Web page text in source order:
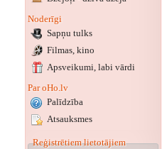
Noderīgi
Sapņu tulks
Filmas, kino
Apsveikumi, labi vārdi
Par oHo.lv
Palīdzība
Atsauksmes
Reģistrētiem lietotājiem